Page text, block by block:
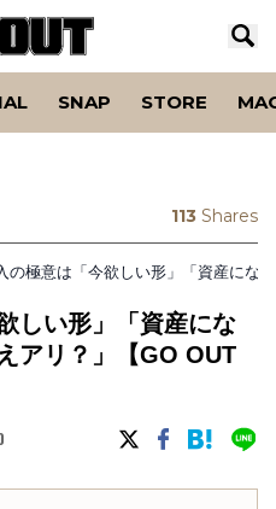
SNAP STORE
の極意は「今欲しい形」「資産にな
しい形」「資産にな
アリ？」【GO OUT
113 Shares